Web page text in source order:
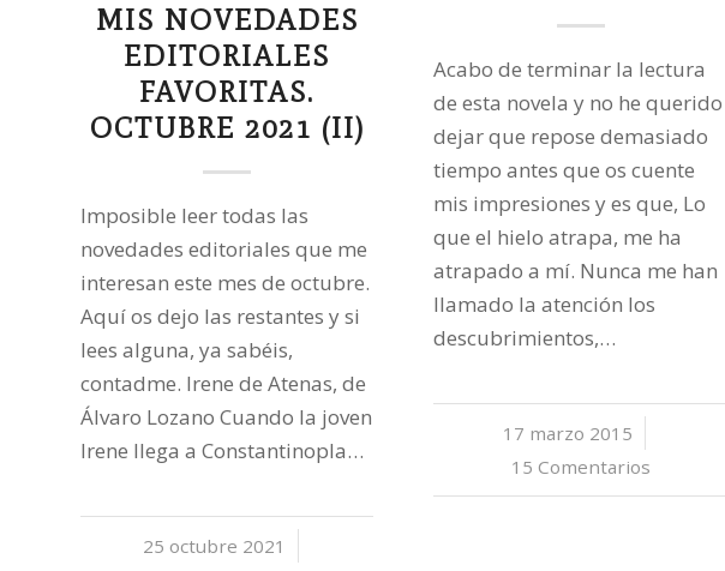
MIS NOVEDADES
EDITORIALES
FAVORITAS.
OCTUBRE 2021 (II)
Imposible leer todas las
novedades editoriales que me
interesan este mes de octubre.
Aquí os dejo las restantes y si
lees alguna, ya sabéis,
contadme. Irene de Atenas, de
Álvaro Lozano Cuando la joven
Irene llega a Constantinopla…
25 octubre 2021
/
Acabo de terminar la lectura
de esta novela y no he querido
dejar que repose demasiado
tiempo antes que os cuente
mis impresiones y es que, Lo
que el hielo atrapa, me ha
atrapado a mí. Nunca me han
llamado la atención los
descubrimientos,…
17 marzo 2015
/
15 Comentarios